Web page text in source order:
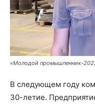
«Молодой промышленник-
В следующем году
30-летие.